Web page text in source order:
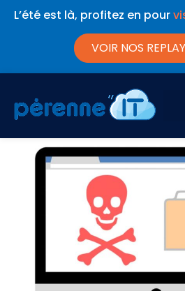
L’été est là, profitez en pour
VOIR NOS